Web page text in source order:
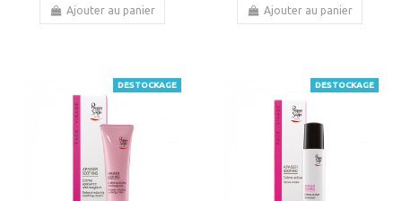
Ajouter au panier Ajouter au panier
DESTOCKAGE DESTOCKAGE